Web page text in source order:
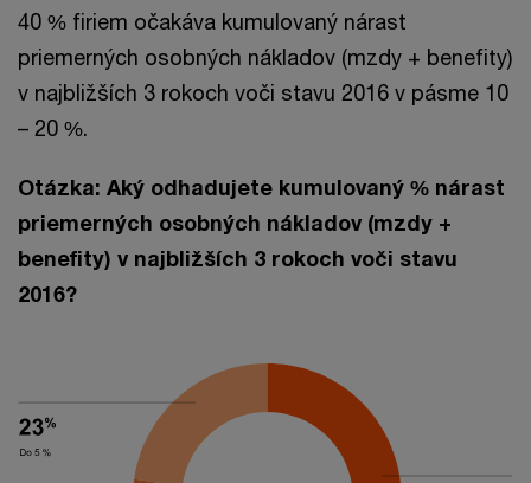
40 % firiem očakáva kumulovaný nárast
priemerných osobných nákladov (mzdy + benefity)
v najbližších 3 rokoch voči stavu 2016 v pásme 10
– 20 %.
Otázka: Aký odhadujete kumulovaný % nárast
priemerných osobných nákladov (mzdy +
benefity) v najbližších 3 rokoch voči stavu
2016?